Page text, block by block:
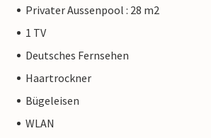
Privater Aussenpool : 28 m2
1 TV
Deutsches Fernsehen
Haartrockner
Bügeleisen
WLAN